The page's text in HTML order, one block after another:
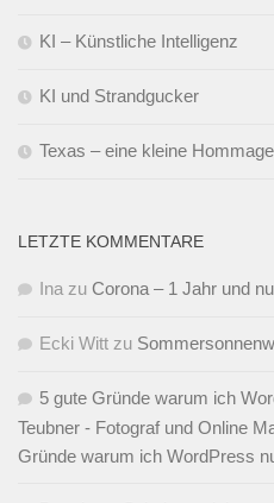
KI – Künstliche Intelligenz
KI und Strandgucker
Texas – eine kleine Hommage
LETZTE KOMMENTARE
Ina zu Corona – 1 Jahr und
Ecki Witt zu
5 gute Gründe warum ich
Teubner - Fotograf und Online
Gründe warum ich WordPress